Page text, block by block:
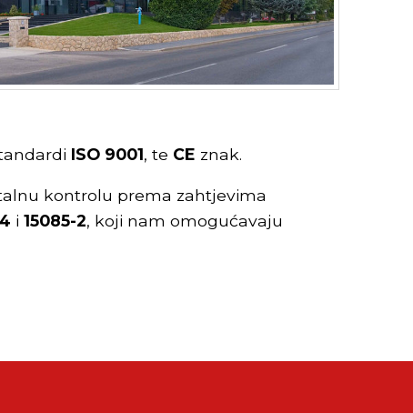
ISO 9001, te CE znak.
kontrolu prema zahtjevima
i 15085-2, koji nam omogućavaju